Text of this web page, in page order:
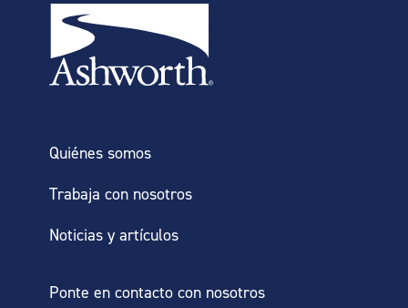
Quiénes somos
Trabaja con nosotros
Noticias y artículos
Ponte en contacto con nosotros